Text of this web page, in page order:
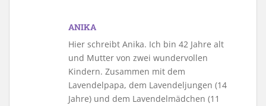
ANIKA
Hier schreibt Anika. Ich bin 42 Jahre alt
und Mutter von zwei wundervollen
Kindern. Zusammen mit dem
Lavendelpapa, dem Lavendeljungen (14
Jahre) und dem Lavendelmädchen (11